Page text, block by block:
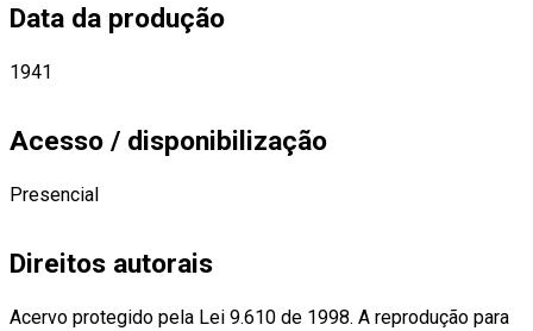
Data da produção
1941
Acesso / disponibilização
Presencial
Direitos autorais
Acervo protegido pela Lei 9.610 de 1998. A reprodução para